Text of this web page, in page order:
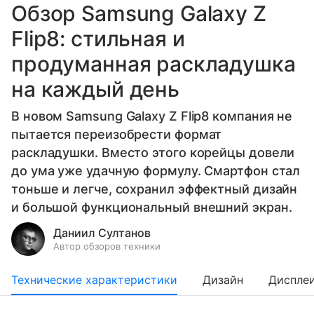
Обзор Samsung Galaxy Z
Flip8: стильная и
продуманная раскладушка
на каждый день
В новом Samsung Galaxy Z Flip8 компания не
пытается переизобрести формат
раскладушки. Вместо этого корейцы довели
до ума уже удачную формулу. Смартфон стал
тоньше и легче, сохранил эффектный дизайн
и большой функциональный внешний экран.
Даниил Султанов
Автор обзоров техники
Технические характеристики Дизайн